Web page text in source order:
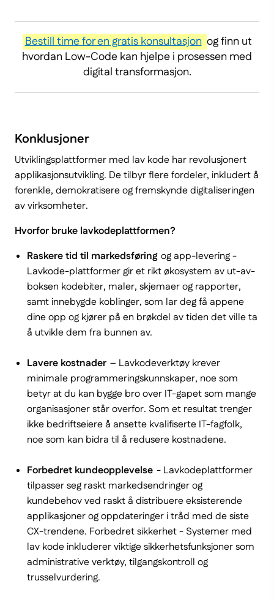
Bestill time for en gratis konsultasjon og finn ut
hvordan Low-Code kan hjelpe i prosessen med
digital transformasjon.
Konklusjoner
Utviklingsplattformer med lav kode har revolusjonert
applikasjonsutvikling. De tilbyr flere fordeler, inkludert å
forenkle, demokratisere og fremskynde digitaliseringen
av virksomheter.
Hvorfor bruke lavkodeplattformen?
Raskere tid til markedsføring og app-levering -
Lavkode-plattformer gir et rikt økosystem av ut-av-
boksen kodebiter, maler, skjemaer og rapporter,
samt innebygde koblinger, som lar deg få appene
dine opp og kjører på en brøkdel av tiden det ville ta
å utvikle dem fra bunnen av.
Lavere kostnader – Lavkodeverktøy krever
minimale programmeringskunnskaper, noe som
betyr at du kan bygge bro over IT-gapet som mange
organisasjoner står overfor. Som et resultat trenger
ikke bedriftseiere å ansette kvalifiserte IT-fagfolk,
noe som kan bidra til å redusere kostnadene.
Forbedret kundeopplevelse - Lavkodeplattformer
tilpasser seg raskt markedsendringer og
kundebehov ved raskt å distribuere eksisterende
applikasjoner og oppdateringer i tråd med de siste
CX-trendene. Forbedret sikkerhet - Systemer med
lav kode inkluderer viktige sikkerhetsfunksjoner som
administrative verktøy, tilgangskontroll og
trusselvurdering.